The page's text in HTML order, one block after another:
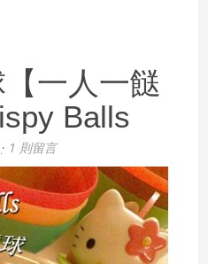
一人一餸
Balls
· 1 則留言